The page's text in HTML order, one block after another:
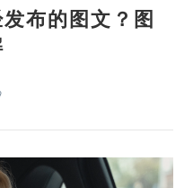
布的图文？图